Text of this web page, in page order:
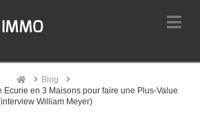
HomeBlog
Ecurie en 3 Maisons pour faire une Plus-Value
William Meyer)